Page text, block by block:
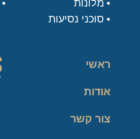
מלונות
סוכני נסיעות
ראשי
אודות
צור קשר